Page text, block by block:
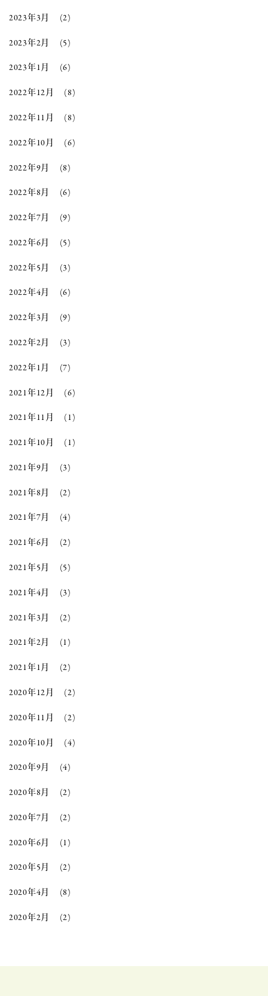
2023年3月 (2)
2023年2月 (5)
2023年1月 (6)
2022年12月 (8)
2022年11月 (8)
2022年10月 (6)
2022年9月 (8)
2022年8月 (6)
2022年7月 (9)
2022年6月 (5)
2022年5月 (3)
2022年4月 (6)
2022年3月 (9)
2022年2月 (3)
2022年1月 (7)
2021年12月 (6)
2021年11月 (1)
2021年10月 (1)
2021年9月 (3)
2021年8月 (2)
2021年7月 (4)
2021年6月 (2)
2021年5月 (5)
2021年4月 (3)
2021年3月 (2)
2021年2月 (1)
2021年1月 (2)
2020年12月 (2)
2020年11月 (2)
2020年10月 (4)
2020年9月 (4)
2020年8月 (2)
2020年7月 (2)
2020年6月 (1)
2020年5月 (2)
2020年4月 (8)
2020年2月 (2)